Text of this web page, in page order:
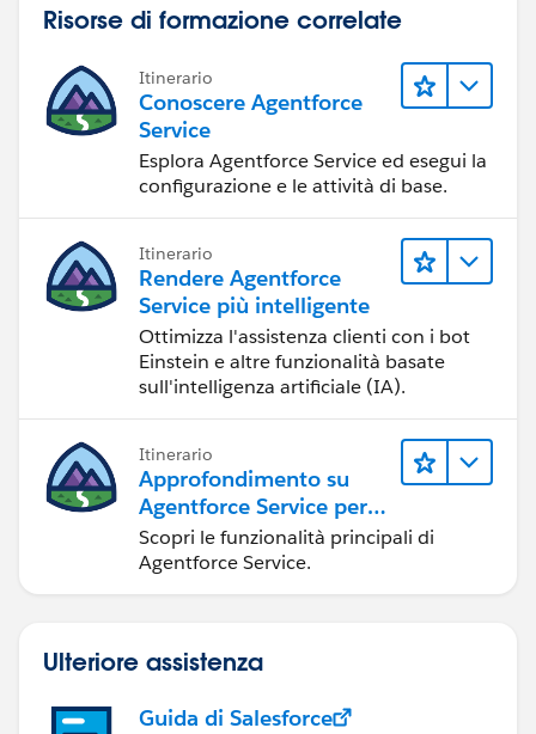
Risorse di formazione correlate
Itinerario
Conoscere Agentforce
Service
Esplora Agentforce Service ed esegui la
configurazione e le attività di base.
Itinerario
Rendere Agentforce
Service più intelligente
Ottimizza l'assistenza clienti con i bot
Einstein e altre funzionalità basate
sull'intelligenza artificiale (IA).
Itinerario
Approfondimento su
Agentforce Service per
gli amministratori
Scopri le funzionalità principali di
Agentforce Service.
Ulteriore assistenza
Guida di Salesforce